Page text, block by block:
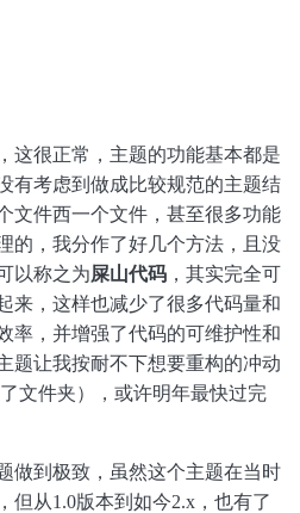
这很正常，主题的功能基本都是
有考虑到做成比较规范的主题结
文件西一个文件，甚至很多功能
的，我分作了好几个方法，且没
以称之为屎山代码 ，其实完全可
来，这样也减少了很多代码量和
率，并增强了代码的可维护性和
题让我按耐不下想要重构的冲动
文件夹），或许明年最快过完
做到极致，虽然这个主题在当时
但从1.0版本到如今2.x，也有了